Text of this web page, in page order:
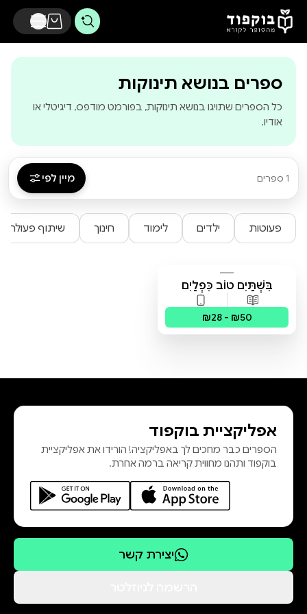
דלג לתוכן הראשי
ספרים בנושא תינוקות
כל הספרים שתויגו בנושא תינוקות, בפורמט מודפס, דיגיטלי או
אודיו.
1 ספרים מיין לפי
פעוטות ילדים לימוד חינוך שיתוף פעולה
בִּשְׁתַּיִם טוֹב כִּפְלַיִם
פורמטים זמינים:מודפס, דיגיטלי
₪28 - ₪50
אפליקציית בוקפוד
הספרים כבר מחכים לך באפליקציה! הורידו את אפליקציית
בוקפוד ותהנו מחווית קריאה ברמה אחרת.
יצירת קשר